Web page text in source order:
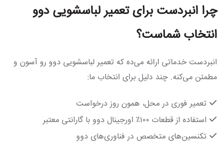
چرا انبردست برای تعمیر لباسشویی دوو
انتخاب شماست؟
انبردست خدماتی ارائه می‌ده که تعمیر لباسشویی دوو رو آسون و
مطمئن می‌کنه. چند دلیل برای انتخاب ما:
تعمیر فوری در محل، همون روز درخواست
استفاده از قطعات ۱۰۰٪ اورجینال دوو با گارانتی معتبر
تکنسین‌های متخصص در فناوری‌های دوو